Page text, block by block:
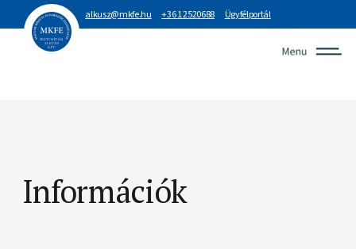
alkusz@mkfe.hu +36 1 2520688 Ügyfélportál
Információk